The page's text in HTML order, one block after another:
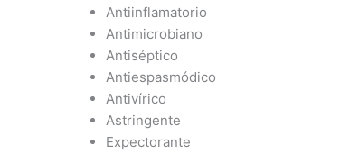
Antiinflamatorio
Antimicrobiano
Antiséptico
Antiespasmódico
Antivírico
Astringente
Expectorante